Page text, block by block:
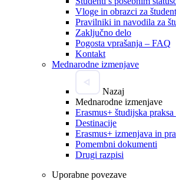
Vloge in obrazci za
Pravilniki in navodila za
Zaključno delo
Pogosta vprašanja – FAQ
Kontakt
Mednarodne izmenjave
Nazaj
Mednarodne izmenjave
Erasmus+ študijska
Destinacije
Erasmus+ izmenjava in
Pomembni dokumenti
Drugi razpisi
Uporabne povezave